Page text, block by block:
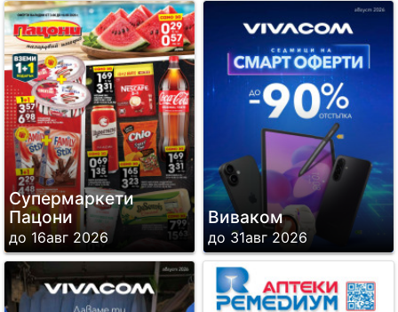
Супермаркети
Пацони
до 16авг 2026
Виваком
до 31авг 2026